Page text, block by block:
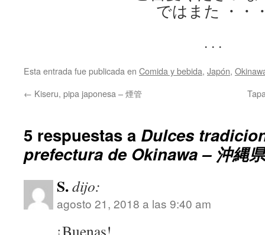
ではまた ・・
. . .
Esta entrada fue publicada en Comida y bebida, Japón,
← Kiseru, pipa japonesa – 煙管
5 respuestas a Dulces
prefectura de Okinawa – 沖縄
S.dijo:
agosto 21, 2018 a las 9:40 am
¡Buenas!